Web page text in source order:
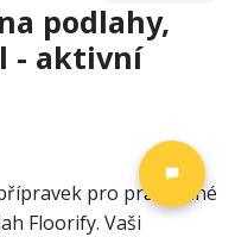
podlahy,
- aktivní
pro pravidelné
Floorify. Vaši